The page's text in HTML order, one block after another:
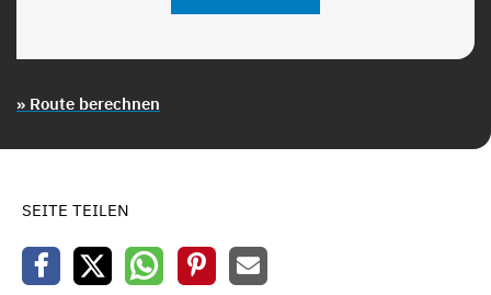
» Route berechnen
SEITE TEILEN